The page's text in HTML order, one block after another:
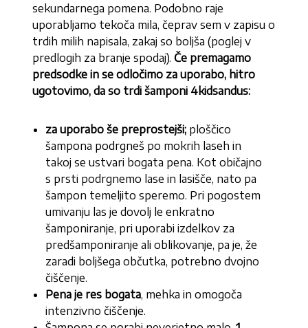
sekundarnega pomena. Podobno raje
uporabljamo tekoča mila, čeprav sem v zapisu o
trdih milih napisala, zakaj so boljša (poglej v
predlogih za branje spodaj). Če premagamo
predsodke in se odločimo za uporabo, hitro
ugotovimo, da so trdi šamponi 4kidsandus:
za uporabo še preprostejši; ploščico
šampona podrgneš po mokrih laseh in
takoj se ustvari bogata pena. Kot običajno
s prsti podrgnemo lase in lasišče, nato pa
šampon temeljito speremo. Pri pogostem
umivanju las je dovolj le enkratno
šamponiranje, pri uporabi izdelkov za
predšamponiranje ali oblikovanje, pa je, že
zaradi boljšega občutka, potrebno dvojno
čiščenje.
Pena je res bogata, mehka in omogoča
intenzivno čiščenje.